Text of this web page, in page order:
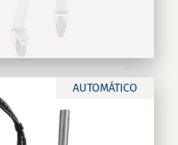
AUTOMÁTICO